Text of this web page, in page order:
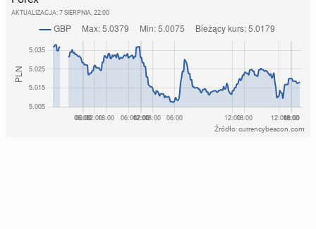
AKTUALIZACJA: 7 SIERPNIA, 22:00
Źródło: currencybeacon.com